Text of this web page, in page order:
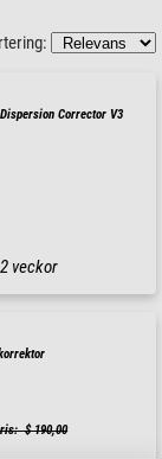
Corrector V3
veckor
$ 190,00